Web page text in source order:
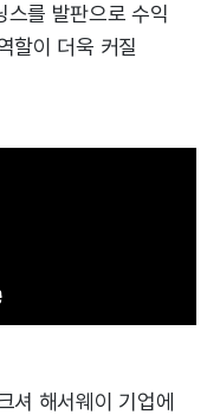
스를 발판으로 수익
할이 더욱 커질
셔 해서웨이 기업에